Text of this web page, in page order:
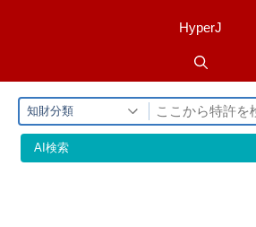
HyperJ
知財分類
AI検索